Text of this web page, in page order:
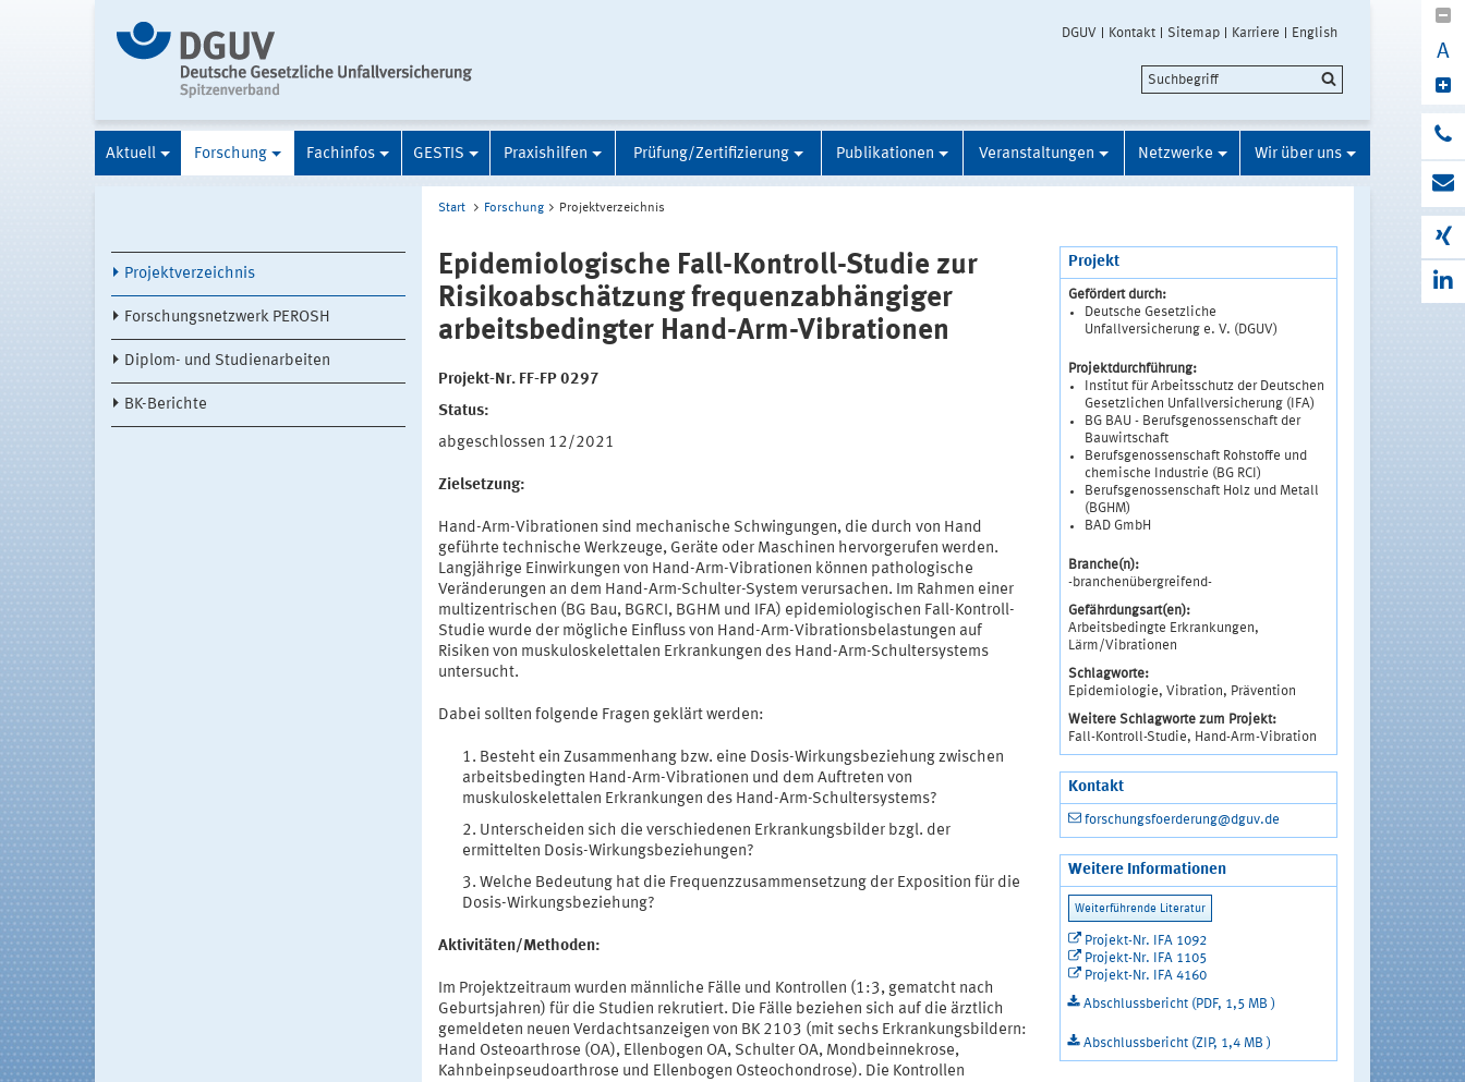
DGUV Kontakt Sitemap Karriere English
A
Aktuell Forschung Fachinfos GESTIS Praxishilfen Prüfung/Zertifizierung Publikationen Veranstaltungen Netzwerke Wir über uns
Projektverzeichnis
Forschungsnetzwerk PEROSH
Diplom- und Studienarbeiten
BK-Berichte
Start Forschung Projektverzeichnis
Epidemiologische Fall-Kontroll-Studie zur
Risikoabschätzung frequenzabhängiger
arbeitsbedingter Hand-Arm-Vibrationen
Projekt-Nr. FF-FP 0297
Status:
abgeschlossen 12/2021
Zielsetzung:
Hand-Arm-Vibrationen sind mechanische Schwingungen, die durch von Hand
geführte technische Werkzeuge, Geräte oder Maschinen hervorgerufen werden.
Langjährige Einwirkungen von Hand-Arm-Vibrationen können pathologische
Veränderungen an dem Hand-Arm-Schulter-System verursachen. Im Rahmen einer
multizentrischen (BG Bau, BGRCI, BGHM und IFA) epidemiologischen Fall-Kontroll-
Studie wurde der mögliche Einfluss von Hand-Arm-Vibrationsbelastungen auf
Risiken von muskuloskelettalen Erkrankungen des Hand-Arm-Schultersystems
untersucht.
Dabei sollten folgende Fragen geklärt werden:
Besteht ein Zusammenhang bzw. eine Dosis-Wirkungsbeziehung zwischen
arbeitsbedingten Hand-Arm-Vibrationen und dem Auftreten von
muskuloskelettalen Erkrankungen des Hand-Arm-Schultersystems?
Unterscheiden sich die verschiedenen Erkrankungsbilder bzgl. der
ermittelten Dosis-Wirkungsbeziehungen?
Welche Bedeutung hat die Frequenzzusammensetzung der Exposition für die
Dosis-Wirkungsbeziehung?
Aktivitäten/Methoden:
Im Projektzeitraum wurden männliche Fälle und Kontrollen (1:3, gematcht nach
Geburtsjahren) für die Studien rekrutiert. Die Fälle beziehen sich auf die ärztlich
gemeldeten neuen Verdachtsanzeigen von BK 2103 (mit sechs Erkrankungsbildern:
Hand Osteoarthrose (OA), Ellenbogen OA, Schulter OA, Mondbeinnekrose,
Kahnbeinpseudoarthrose und Ellenbogen Osteochondrose). Die Kontrollen
Projekt
Gefördert durch:
Deutsche Gesetzliche
Unfallversicherung e. V. (DGUV)
Projektdurchführung:
Institut für Arbeitsschutz der Deutschen
Gesetzlichen Unfallversicherung (IFA)
BG BAU - Berufsgenossenschaft der
Bauwirtschaft
Berufsgenossenschaft Rohstoffe und
chemische Industrie (BG RCI)
Berufsgenossenschaft Holz und Metall
(BGHM)
BAD GmbH
Branche(n):
-branchenübergreifend-
Gefährdungsart(en):
Arbeitsbedingte Erkrankungen,
Lärm/Vibrationen
Schlagworte:
Epidemiologie, Vibration, Prävention
Weitere Schlagworte zum Projekt:
Fall-Kontroll-Studie, Hand-Arm-Vibration
Kontakt
forschungsfoerderung@dguv.de
Weitere Informationen
Projekt-Nr. IFA 1092
Projekt-Nr. IFA 1105
Projekt-Nr. IFA 4160
Abschlussbericht (PDF, 1,5 MB )
Abschlussbericht (ZIP, 1,4 MB )